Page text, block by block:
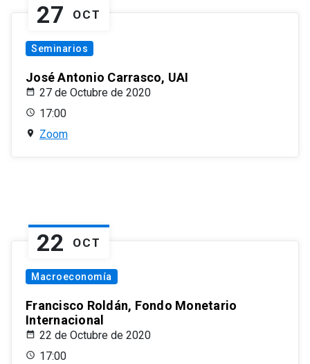
27 OCT
Seminarios
José Antonio Carrasco, UAI
27 de Octubre de 2020
17:00
Zoom
22 OCT
Macroeconomía
Francisco Roldán, Fondo Monetario
Internacional
22 de Octubre de 2020
17:00